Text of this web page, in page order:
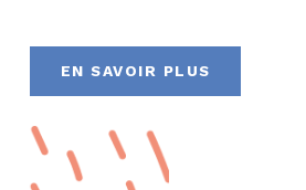
EN SAVOIR PLUS